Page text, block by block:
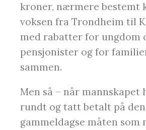
kroner, nærmere bestemt
voksen fra Trondheim til
med rabatter for ungdom
pensjonister og for
sammen.
Men så – når mannskapet
rundt og tatt betalt på den
gammeldagse måten som